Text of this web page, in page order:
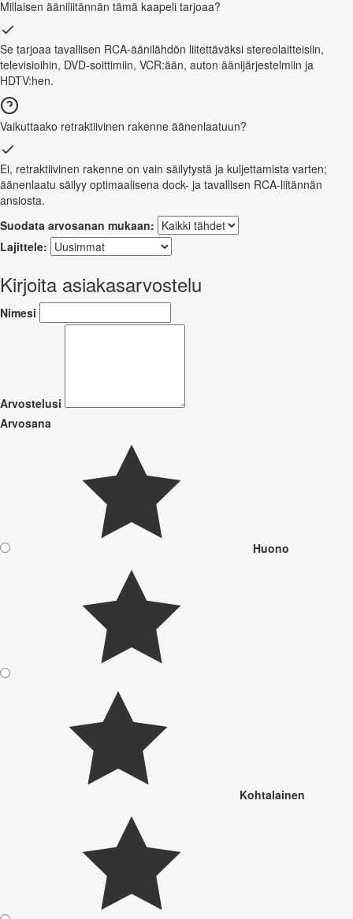
Millaisen ääniliitännän tämä kaapeli tarjoaa?
Se tarjoaa tavallisen RCA-äänilähdön liitettäväksi stereolaitteisiin,
televisioihin, DVD-soittimiin, VCR:ään, auton äänijärjestelmiin ja
HDTV:hen.
Vaikuttaako retraktiivinen rakenne äänenlaatuun?
Ei, retraktiivinen rakenne on vain säilytystä ja kuljettamista varten;
äänenlaatu säilyy optimaalisena dock- ja tavallisen RCA-liitännän
ansiosta.
Suodata arvosanan mukaan:
Lajittele:
Kirjoita asiakasarvostelu
Nimesi
Arvostelusi
Arvosana
Huono
Kohtalainen